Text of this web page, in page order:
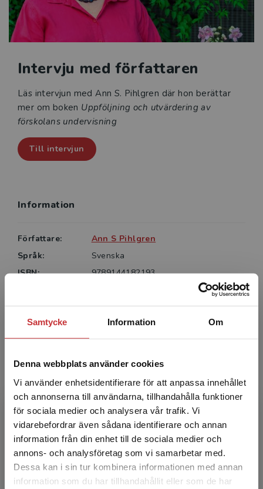
Samtycke Information Om
Denna webbplats använder cookies
Vi använder enhetsidentifierare för att anpassa innehållet
och annonserna till användarna, tillhandahålla funktioner
för sociala medier och analysera vår trafik. Vi
vidarebefordrar även sådana identifierare och annan
information från din enhet till de sociala medier och
annons- och analysföretag som vi samarbetar med.
Dessa kan i sin tur kombinera informationen med annan
information som du har tillhandahållit eller som de har
Begränsad fraktregion
diskussion samt en workshop som kan genomföras för
att utveckla förståelse för området.
Intervju med författaren
Läs intervjun med Ann S. Pihlgren där hon berättar
mer om boken Uppföljning och utvärdering av
förskolans undervisning
Till intervjun
Information
Författare:
Ann S Pihlgren
Språk:
Svenska
ISBN:
9789144182193
Artikelnummer:
45348-SB01
Upplaga:
Första
Författare
Ann S Pihlgren